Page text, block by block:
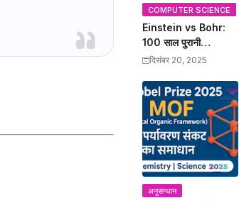
COMPUTER SCIENCE
Einstein vs Bohr:
100 साल पुरानी
Quantum Debate
Bohr को सही साबित किया
दिसंबर 20, 2025
अनुसन्धान